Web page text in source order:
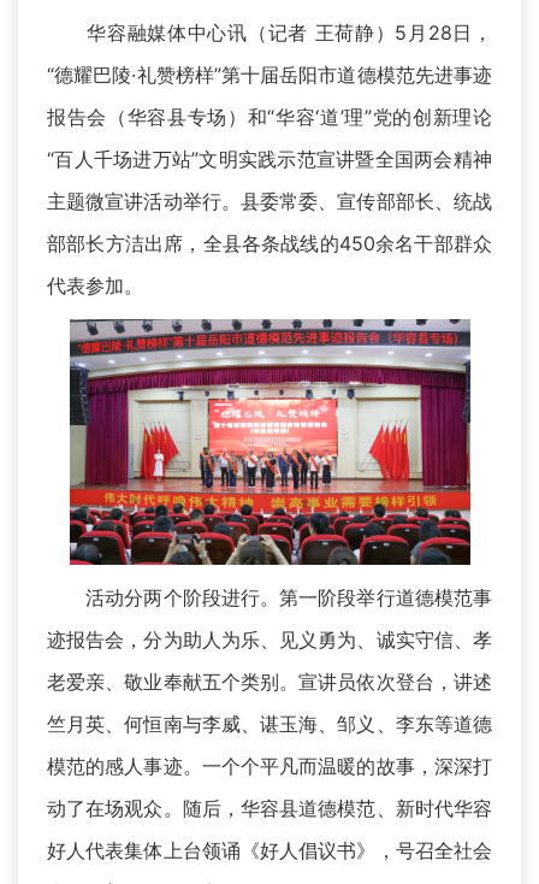
华容融媒体中心讯（记者 王荷静）5月28日，
“德耀巴陵·礼赞榜样”第十届岳阳市道德模范先进事迹
报告会（华容县专场）和“华容‘道’理”党的创新理论
“百人千场进万站”文明实践示范宣讲暨全国两会精神
主题微宣讲活动举行。县委常委、宣传部部长、统战
部部长方洁出席，全县各条战线的450余名干部群众
代表参加。
活动分两个阶段进行。第一阶段举行道德模范事
迹报告会，分为助人为乐、见义勇为、诚实守信、孝
老爱亲、敬业奉献五个类别。宣讲员依次登台，讲述
竺月英、何恒南与李威、谌玉海、邹义、李东等道德
模范的感人事迹。一个个平凡而温暖的故事，深深打
动了在场观众。随后，华容县道德模范、新时代华容
好人代表集体上台领诵《好人倡议书》，号召全社会